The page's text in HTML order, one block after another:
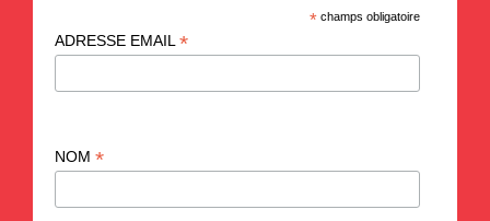
* champs obligatoire
ADRESSE EMAIL *
NOM *